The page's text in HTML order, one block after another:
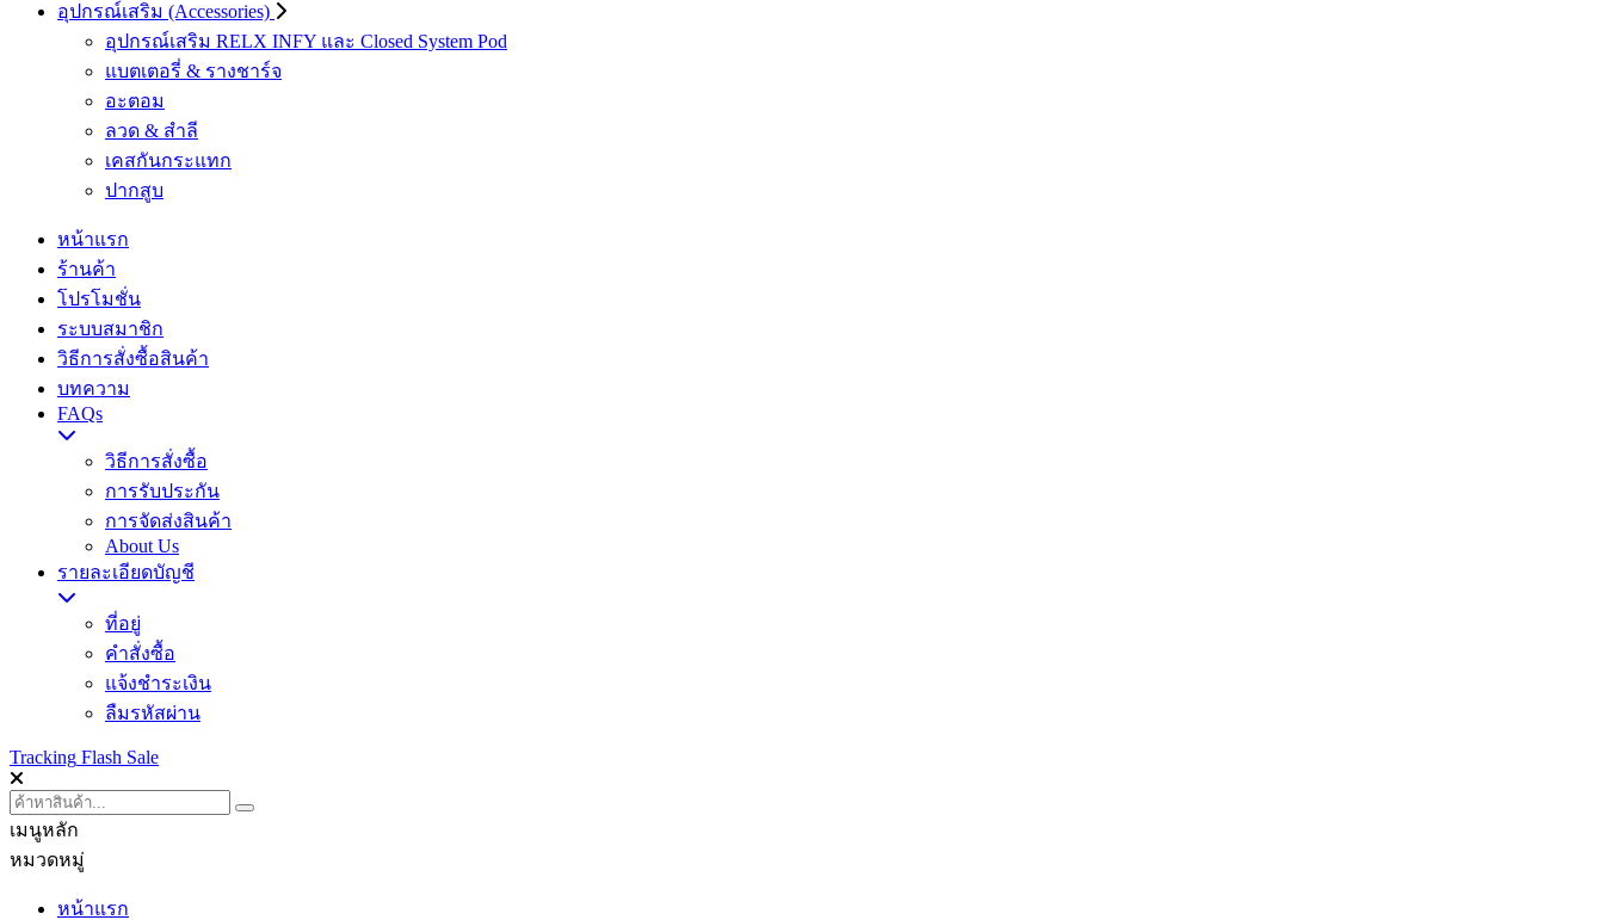
อุปกรณ์เสริม (Accessories)
อุปกรณ์เสริม RELX INFY และ Closed System Pod
แบตเตอรี่ & รางชาร์จ
อะตอม
ลวด ​& สำลี
เคสกันกระแทก
ปากสูบ
หน้าแรก
ร้านค้า
โปรโมชั่น
ระบบสมาชิก
วิธีการสั่งซื้อสินค้า
บทความ
FAQs
วิธีการสั่งซื้อ
การรับประกัน
การจัดส่งสินค้า
About Us
รายละเอียดบัญชี
ที่อยู่
คำสั่งซื้อ
แจ้งชำระเงิน
ลืมรหัสผ่าน
Tracking Flash Sale
เมนูหลัก
หมวดหมู่
หน้าแรก